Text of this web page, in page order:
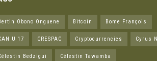
Obono Onguene Bitcoin Bome François
U 17 CRESPAC Cryptocurrencies Cyrus
Bedzigui Célestin Tawamba